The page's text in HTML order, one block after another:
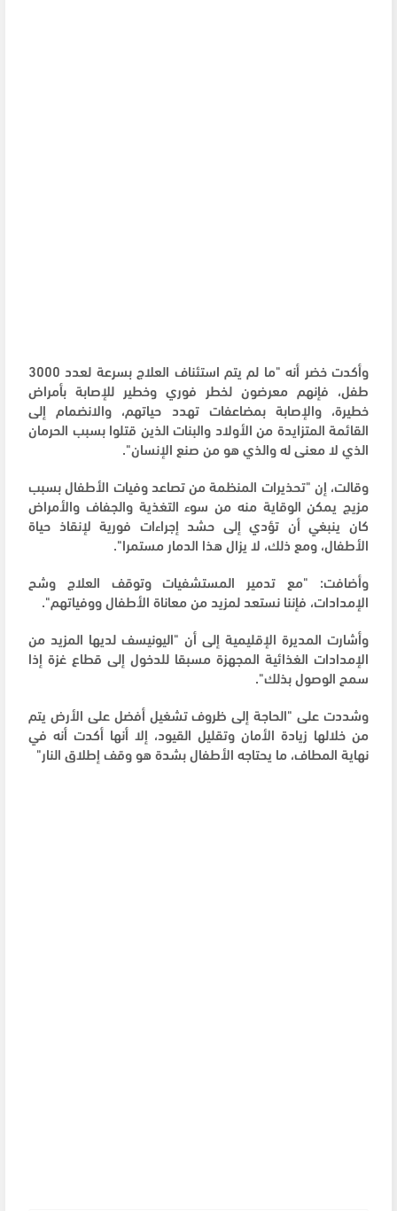
وأكدت خضر أنه "ما لم يتم استئناف العلاج بسرعة لعدد 3000
طفل، فإنهم معرضون لخطر فوري وخطير للإصابة بأمراض
خطيرة، والإصابة بمضاعفات تهدد حياتهم، والانضمام إلى
القائمة المتزايدة من الأولاد والبنات الذين قتلوا بسبب الحرمان
الذي لا معنى له والذي هو من صنع الإنسان".
وقالت، إن "تحذيرات المنظمة من تصاعد وفيات الأطفال بسبب
مزيج يمكن الوقاية منه من سوء التغذية والجفاف والأمراض
كان ينبغي أن تؤدي إلى حشد إجراءات فورية لإنقاذ حياة
الأطفال، ومع ذلك، لا يزال هذا الدمار مستمرا".
وأضافت: "مع تدمير المستشفيات وتوقف العلاج وشح
الإمدادات، فإننا نستعد لمزيد من معاناة الأطفال ووفياتهم".
وأشارت المديرة الإقليمية إلى أن "اليونيسف لديها المزيد من
الإمدادات الغذائية المجهزة مسبقا للدخول إلى قطاع غزة إذا
سمح الوصول بذلك".
وشددت على "الحاجة إلى ظروف تشغيل أفضل على الأرض يتم
من خلالها زيادة الأمان وتقليل القيود، إلا أنها أكدت أنه في
نهاية المطاف، ما يحتاجه الأطفال بشدة هو وقف إطلاق النار"